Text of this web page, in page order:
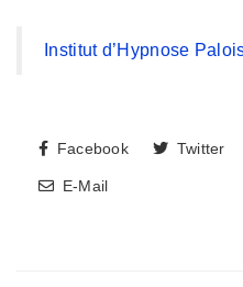
Institut d’Hypnose
Facebook Twitter
E-Mail